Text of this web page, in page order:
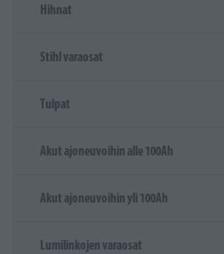
Hihnat
Stihl varaosat
Tulpat
Akut ajoneuvoihin alle 100Ah
Akut ajoneuvoihin yli 100Ah
Lumilinkojen varaosat